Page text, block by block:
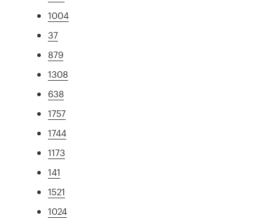
1004
37
879
1308
638
1757
1744
1173
141
1521
1024